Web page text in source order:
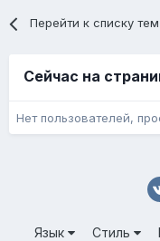
Перейти к списку тем
Сейчас на
Нет пользователей,
Язык Стиль